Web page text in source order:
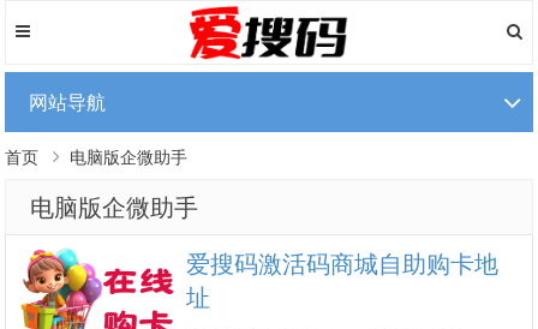
网站导航
首页 电脑版企微助手
电脑版企微助手
爱搜码激活码商城自助购卡地
址